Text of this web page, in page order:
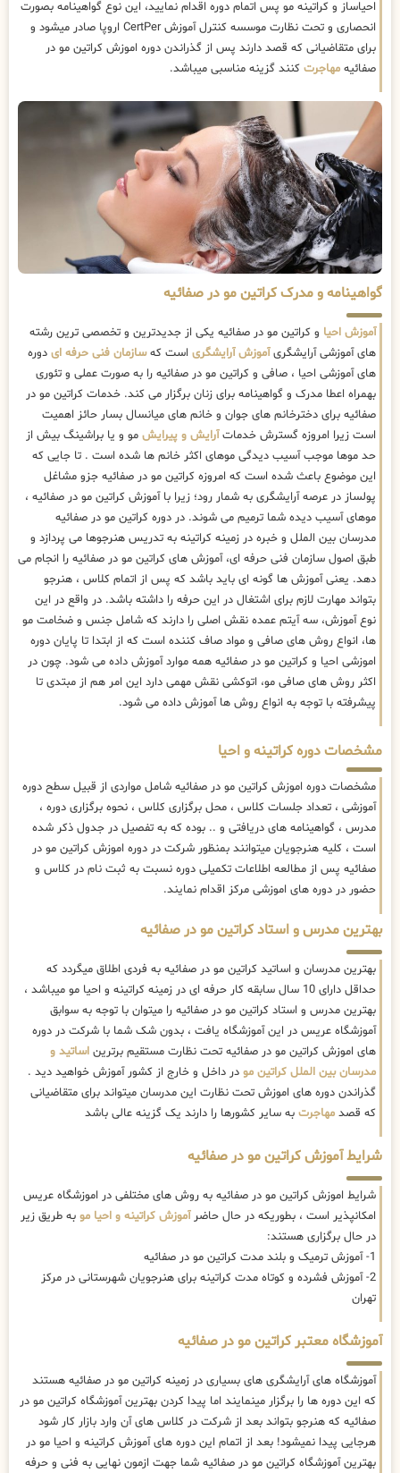
احیاساز و کراتینه مو پس اتمام دوره اقدام نمایید، این نوع گواهینامه بصورت
انحصاری و تحت نظارت موسسه کنترل آموزش CertPer اروپا صادر میشود و
برای متقاضیانی که قصد دارند پس از گذراندن دوره اموزش کراتین مو در
صفائیه مهاجرت کنند گزینه مناسبی میباشد.
گواهینامه و مدرک کراتین مو در صفائیه
آموزش احیا و کراتین مو در صفائیه یکی از جدیدترین و تخصصی ترین رشته
های آموزشی آرایشگریآموزش آرایشگری است کهسازمان فنی حرفه ای دوره
های آموزشی احیا ، صافی و کراتین مو در صفائیه را به صورت عملی و تئوری
بهمراه اعطا مدرک و گواهینامه برای زنان برگزار می کند. خدمات کراتین مو در
صفائیه برای دخترخانم های جوان و خانم های میانسال بسار حائز اهمیت
است زیرا امروزه گسترش خدماتآرایش و پیرایش مو و یا براشینگ بیش از
حد موها موجب آسیب دیدگی موهای اکثر خانم ها شده است . تا جایی که
این موضوع باعث شده است که امروزه کراتین مو در صفائیه جزو مشاغل
پولساز در عرصه آرایشگری به شمار رود؛ زیرا با آموزش کراتین مو در صفائیه ،
موهای آسیب دیده شما ترمیم می شوند. در دوره کراتین مو در صفائیه
مدرسان بین الملل و خبره در زمینه کراتینه به تدریس هنرجوها می پردازد و
طبق اصول سازمان فنی حرفه ای، آموزش های کراتین مو در صفائیه را انجام می
دهد. یعنی آموزش ها گونه ای باید باشد که پس از اتمام کلاس ، هنرجو
بتواند مهارت لازم برای اشتغال در این حرفه را داشته باشد. در واقع در این
نوع آموزش، سه آیتم عمده نقش اصلی را دارند که شامل جنس و ضخامت مو
ها، انواع روش های صافی و مواد صاف کننده است که از ابتدا تا پایان دوره
اموزشی احیا و کراتین مو در صفائیه همه موارد آموزش داده می شود. چون در
اکثر روش های صافی مو، اتوکشی نقش مهمی دارد این امر هم از مبتدی تا
پیشرفته با توجه به انواع روش ها آموزش داده می شود.
مشخصات دوره کراتینه و احیا
مشخصات دوره اموزش کراتین مو در صفائیه شامل مواردی از قبیل سطح دوره
آموزشی ، تعداد جلسات کلاس ، محل برگزاری کلاس ، نحوه برگزاری دوره ،
مدرس ، گواهینامه های دریافتی و .. بوده که به تفصیل در جدول ذکر شده
است ، کلیه هنرجویان میتوانند بمنظور شرکت در دوره اموزش کراتین مو در
صفائیه پس از مطالعه اطلاعات تکمیلی دوره نسبت به ثبت نام در کلاس و
حضور در دوره های اموزشی مرکز اقدام نمایند.
بهترین مدرس و استاد کراتین مو در صفائیه
بهترین مدرسان و اساتید کراتین مو در صفائیه به فردی اطلاق میگردد که
حداقل دارای 10 سال سابقه کار حرفه ای در زمینه کراتینه و احیا مو میباشد ،
بهترین مدرس و استاد کراتین مو در صفائیه را میتوان با توجه به سوابق
آموزشگاه عریس در این آموزشگاه یافت ، بدون شک شما با شرکت در دوره
های اموزش کراتین مو در صفائیه تحت نظارت مستقیم برترین اساتید و
مدرسان بین الملل کراتین مو در داخل و خارج از کشور آموزش خواهید دید .
گذراندن دوره های اموزش تحت نظارت این مدرسان میتواند برای متقاضیانی
که قصد مهاجرت به سایر کشورها را دارند یک گزینه عالی باشد
شرایط آموزش کراتین مو در صفائیه
شرایط اموزش کراتین مو در صفائیه به روش های مختلفی در اموزشگاه عریس
امکانپذیر است ، بطوریکه در حال حاضرآموزش کراتینه و احیا مو به طریق زیر
در حال برگزاری هستند:
1- آموزش ترمیک و بلند مدت کراتین مو در صفائیه
2- آموزش فشرده و کوتاه مدت کراتینه برای هنرجویان شهرستانی در مرکز
تهران
آموزشگاه معتبر کراتین مو در صفائیه
آموزشگاه های آرایشگری های بسیاری در زمینه کراتین مو در صفائیه هستند
که این دوره ها را برگزار مینمایند اما پیدا کردن بهترین آموزشگاه کراتین مو در
صفائیه که هنرجو بتواند بعد از شرکت در کلاس های آن وارد بازار کار شود
هرجایی پیدا نمیشود! بعد از اتمام این دوره های آموزش کراتینه و احیا مو در
بهترین آموزشگاه کراتین مو در صفائیه شما جهت ازمون نهایی به فنی و حرفه